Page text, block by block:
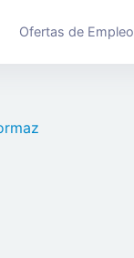
Ofertas de Empleo